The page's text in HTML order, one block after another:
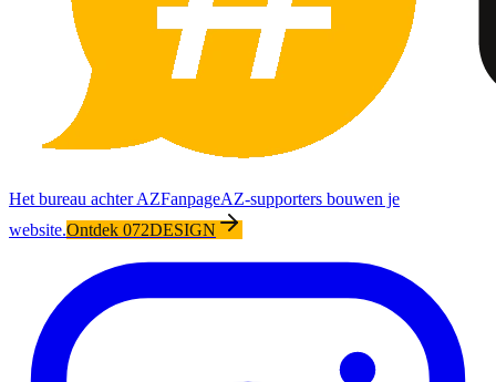
Het bureau achter AZFanpageAZ-supporters bouwen je
website.Ontdek 072DESIGN